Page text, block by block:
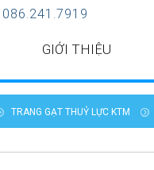
086.241.7919
GIỚI THIỆU
TRANG GẠT THUỶ LỰC KTM